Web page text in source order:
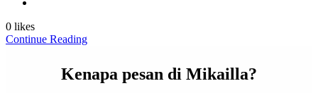
0 likes
Continue Reading
Kenapa pesan di Mikailla?